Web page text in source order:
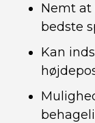
Nemt at
bedste
Kan